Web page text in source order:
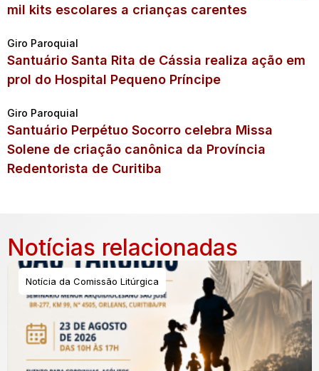
mil kits escolares a crianças carentes
Giro Paroquial
Santuário Santa Rita de Cássia realiza ação em
prol do Hospital Pequeno Príncipe
Giro Paroquial
Santuário Perpétuo Socorro celebra Missa
Solene de criação canônica da Província
Redentorista de Curitiba
Notícias relacionadas
Notícia da Comissão Litúrgica